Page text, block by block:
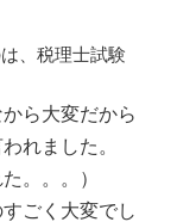
、税理士試験
ら大変だから
れました。
。。。）
ごく大変でし